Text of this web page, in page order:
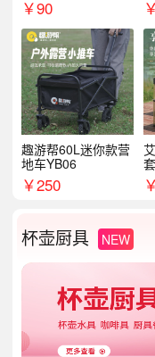
￥90 ￥
趣游帮60L迷你款营
地车YB06
￥250 ￥
杯壶厨具 NEW